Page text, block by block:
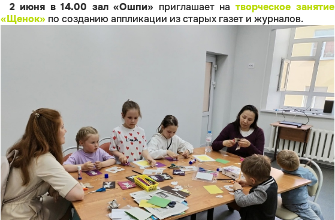
2 июня в 14.00 зал «Ошпи» приглашает на творческое занятие
«Щенок» по созданию аппликации из старых газет и журналов.